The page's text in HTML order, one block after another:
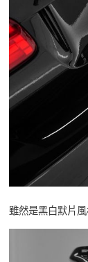
雖然是黑白默片